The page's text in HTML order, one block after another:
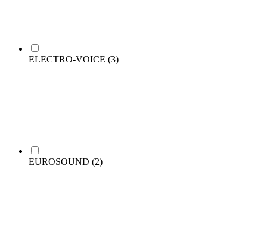
ELECTRO-VOICE (3)
EUROSOUND (2)